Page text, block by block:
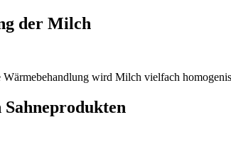
der Milch
wird Milch vielfach